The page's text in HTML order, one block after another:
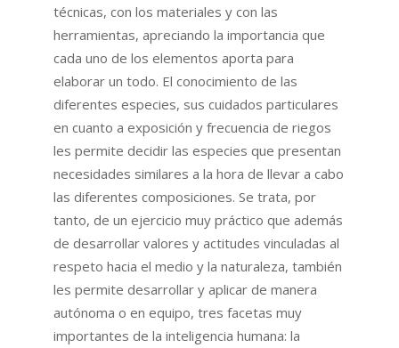
técnicas, con los materiales y con las
herramientas, apreciando la importancia que
cada uno de los elementos aporta para
elaborar un todo. El conocimiento de las
diferentes especies, sus cuidados particulares
en cuanto a exposición y frecuencia de riegos
les permite decidir las especies que presentan
necesidades similares a la hora de llevar a cabo
las diferentes composiciones. Se trata, por
tanto, de un ejercicio muy práctico que además
de desarrollar valores y actitudes vinculadas al
respeto hacia el medio y la naturaleza, también
les permite desarrollar y aplicar de manera
autónoma o en equipo, tres facetas muy
importantes de la inteligencia humana: la